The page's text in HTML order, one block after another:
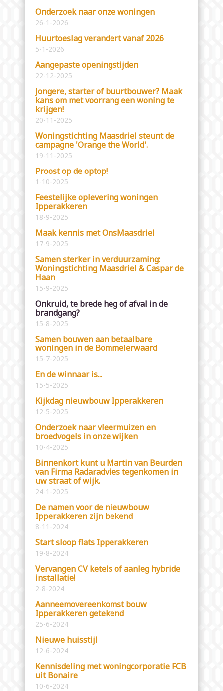
Onderzoek naar onze woningen
26-1-2026
Huurtoeslag verandert vanaf 2026
5-1-2026
Aangepaste openingstijden
22-12-2025
Jongere, starter of buurtbouwer? Maak
kans om met voorrang een woning te
krijgen!
20-11-2025
Woningstichting Maasdriel steunt de
campagne 'Orange the World'.
19-11-2025
Proost op de optop!
1-10-2025
Feestelijke oplevering woningen
Ipperakkeren
18-9-2025
Maak kennis met OnsMaasdriel
17-9-2025
Samen sterker in verduurzaming:
Woningstichting Maasdriel & Caspar de
Haan
15-9-2025
Onkruid, te brede heg of afval in de
brandgang?
15-8-2025
Samen bouwen aan betaalbare
woningen in de Bommelerwaard
15-7-2025
En de winnaar is...
15-5-2025
Kijkdag nieuwbouw Ipperakkeren
12-5-2025
Onderzoek naar vleermuizen en
broedvogels in onze wijken
10-4-2025
Binnenkort kunt u Martin van Beurden
van Firma Radaradvies tegenkomen in
uw straat of wijk.
24-1-2025
De namen voor de nieuwbouw
Ipperakkeren zijn bekend
8-11-2024
Start sloop flats Ipperakkeren
19-8-2024
Vervangen CV ketels of aanleg hybride
installatie!
2-8-2024
Aanneemovereenkomst bouw
Ipperakkeren getekend
25-6-2024
Nieuwe huisstijl
12-6-2024
Kennisdeling met woningcorporatie FCB
uit Bonaire
10-6-2024